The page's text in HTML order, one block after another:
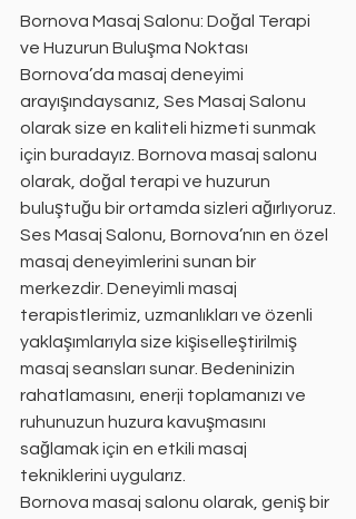
Bornova Masaj Salonu: Doğal Terapi
ve Huzurun Buluşma Noktası
Bornova’da masaj deneyimi
arayışındaysanız, Ses Masaj Salonu
olarak size en kaliteli hizmeti sunmak
için buradayız. Bornova masaj salonu
olarak, doğal terapi ve huzurun
buluştuğu bir ortamda sizleri ağırlıyoruz.
Ses Masaj Salonu, Bornova’nın en özel
masaj deneyimlerini sunan bir
merkezdir. Deneyimli masaj
terapistlerimiz, uzmanlıkları ve özenli
yaklaşımlarıyla size kişiselleştirilmiş
masaj seansları sunar. Bedeninizin
rahatlamasını, enerji toplamanızı ve
ruhunuzun huzura kavuşmasını
sağlamak için en etkili masaj
tekniklerini uygularız.
Bornova masaj salonu olarak, geniş bir